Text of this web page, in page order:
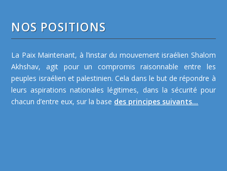
NOS POSITIONS
La Paix Maintenant, à l’instar du mouvement israélien Shalom
Akhshav, agit pour un compromis raisonnable entre les
peuples israélien et palestinien. Cela dans le but de répondre à
leurs aspirations nationales légitimes, dans la sécurité pour
chacun d’entre eux, sur la base des principes suivants...